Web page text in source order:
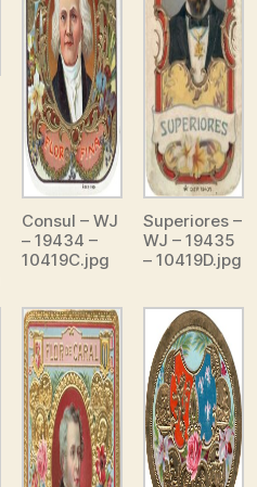
Consul – WJ
– 19434 –
10419C.jpg
Superiores –
WJ – 19435
– 10419D.jpg